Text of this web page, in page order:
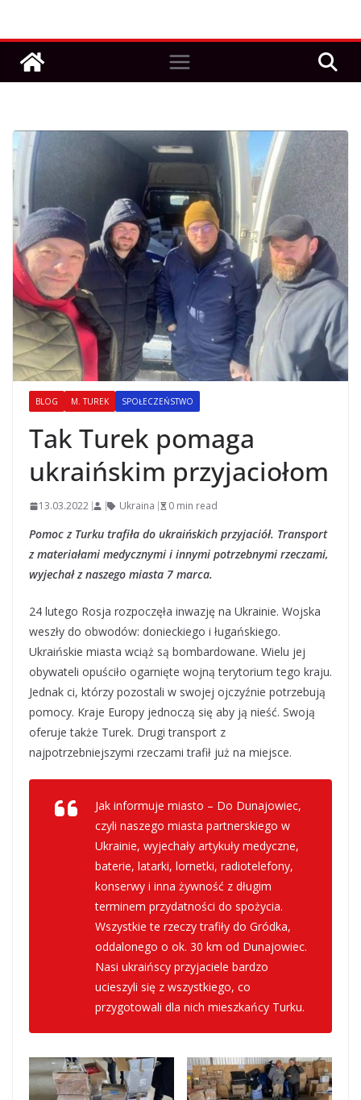
BLOG M. TUREK SPOŁECZEŃSTWO
Tak Turek pomaga
ukraińskim przyjaciołom
13.03.2022 Ukraina 0 min read
Pomoc z Turku trafiła do ukraińskich przyjaciół. Transport
z materiałami medycznymi i innymi potrzebnymi rzeczami,
wyjechał z naszego miasta 7 marca.
24 lutego Rosja rozpoczęła inwazję na Ukrainie. Wojska
weszły do obwodów: donieckiego i ługańskiego.
Ukraińskie miasta wciąż są bombardowane. Wielu jej
obywateli opuściło ogarnięte wojną terytorium tego kraju.
Jednak ci, którzy pozostali w swojej ojczyźnie potrzebują
pomocy. Kraje Europy jednoczą się aby ją nieść. Swoją
oferuje także Turek. Drugi transport z
najpotrzebniejszymi rzeczami trafił już na miejsce.
Jak informuje miasto – Do Dunajowiec,
czyli naszego miasta partnerskiego w
Ukrainie, wyjechały artykuły medyczne,
baterie, latarki, lornetki, radiotelefony,
konserwy i inna żywność z długim
terminem przydatności do spożycia.
Wszystkie te rzeczy trafiły do Gródka,
oddalonego o ok. 30 km od Dunajowiec.
Nasi ukraińscy przyjaciele bardzo
ucieszyli się z wszystkiego, co
przygotowali dla nich mieszkańcy Turku.